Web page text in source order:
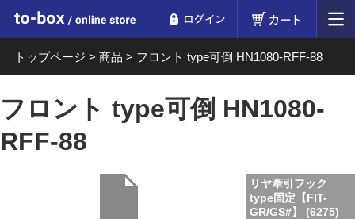
to-box online store
トップページ > 商品 > フロント type可倒 HN1080-RFF-88
フロント type可倒 HN1080-
RFF-88
リヤ牽引フック
type固定【FIT-
GR/GS#】 (6275)